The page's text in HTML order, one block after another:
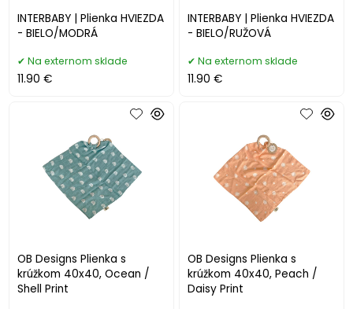
INTERBABY | Plienka HVIEZDA
- BIELO/MODRÁ
Na externom sklade
11.90 €
INTERBABY | Plienka HVIEZDA
- BIELO/RUŽOVÁ
Na externom sklade
11.90 €
OB Designs Plienka s
krúžkom 40x40, Ocean /
Shell Print
OB Designs Plienka s
krúžkom 40x40, Peach /
Daisy Print